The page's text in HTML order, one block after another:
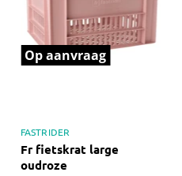
Op aanvraag
FASTRIDER
Fr fietskrat large
oudroze